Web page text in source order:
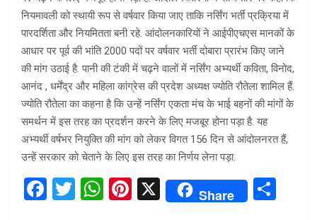
नियमावली को स्थायी रूप से वर्षवार किया जाए ताकि नर्सिंग भर्ती प्रक्रिया में
पारदर्शिता और नियमितता बनी रहे. आंदोलनकारियों ने आईपीएचएस मानकों के
आधार पर पूर्व की भांति 2000 पदों पर वर्षवार भर्ती दोबारा प्रारंभ किए जाने
की मांग उठाई है. पानी की टंकी में चढ़ने वालों में नर्सिंग अभ्यर्थी कविता, विनोद,
आनंद , धर्मेंद्र और महिला कांग्रेस की प्रदेश अध्यक्ष ज्योति रौतेला शामिल हैं.
ज्योति रौतेला का कहना है कि उन्हें नर्सिंग एकता मंच के भाई बहनों की मांगों के
समर्थन में इस तरह का प्रदर्शन करने के लिए मजबूर होना पड़ा है. यह
अभ्यर्थी वर्षभर नियुक्ति की मांग को लेकर विगत 156 दिन से आंदोलनरत हैं,
उन्हें सरकार को चेताने के लिए इस तरह का निर्णय लेना पड़ा.
F
T
W
Pi X Share